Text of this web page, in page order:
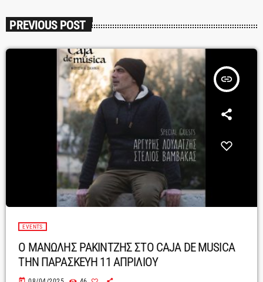
PREVIOUS POST
insert_link
EVENTS
Ο ΜΑΝΩΛΗΣ ΡΑΚΙΝΤΖΗΣ ΣΤΟ CAJA DE MUSICA
ΤΗΝ ΠΑΡΑΣΚΕΥΗ 11 ΑΠΡΙΛΙΟΥ